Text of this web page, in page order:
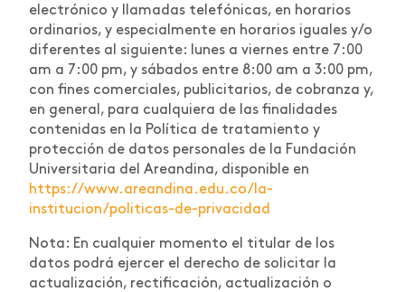
electrónico y llamadas telefónicas, en horarios
ordinarios, y especialmente en horarios iguales y/o
diferentes al siguiente: lunes a viernes entre 7:00
am a 7:00 pm, y sábados entre 8:00 am a 3:00 pm,
con fines comerciales, publicitarios, de cobranza y,
en general, para cualquiera de las finalidades
contenidas en la Política de tratamiento y
protección de datos personales de la Fundación
Universitaria del Areandina, disponible en
https://www.areandina.edu.co/la-
institucion/politicas-de-privacidad
Nota: En cualquier momento el titular de los
datos podrá ejercer el derecho de solicitar la
actualización, rectificación, actualización o